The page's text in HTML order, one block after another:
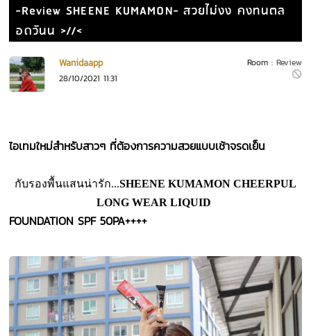
-Review SHEENE KUMAMON- สวยไม่งง คงทนตล
อดวันน >//<
Room : Review
Wanidaapp
28/10/2021 11:31
ไอเทมใหม่สำหรับสาวๆ ที่ต้องการความสวยแบบเช้าจรดเย็น
กับรองพื้นแสนน่ารัก...SHEENE KUMAMON CHEERPUL
LONG WEAR LIQUID
FOUNDATION SPF 50PA++++